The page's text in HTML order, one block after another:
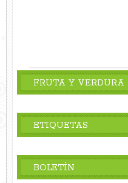
FRUTA Y VERDURA
ETIQUETAS
BOLETÍN